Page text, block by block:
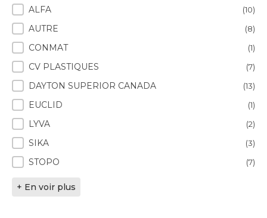
ALFA (10)
AUTRE (8)
CONMAT (1)
CV PLASTIQUES (7)
DAYTON SUPERIOR CANADA (13)
EUCLID (1)
LYVA (2)
SIKA (3)
STOPO (7)
+ En voir plus